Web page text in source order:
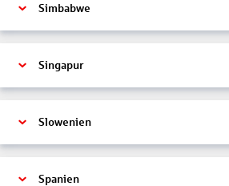
Simbabwe
Singapur
Slowenien
Spanien